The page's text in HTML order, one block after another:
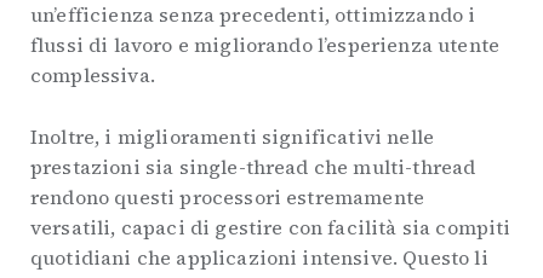
un’efficienza senza precedenti, ottimizzando i
flussi di lavoro e migliorando l’esperienza utente
complessiva.
Inoltre, i miglioramenti significativi nelle
prestazioni sia single-thread che multi-thread
rendono questi processori estremamente
versatili, capaci di gestire con facilità sia compiti
quotidiani che applicazioni intensive. Questo li